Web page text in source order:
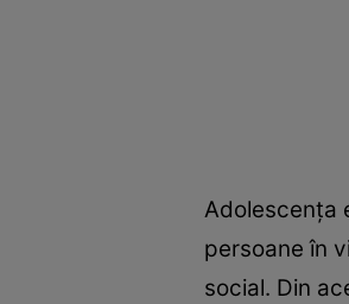
Adolescenţa
persoane în
social. Din